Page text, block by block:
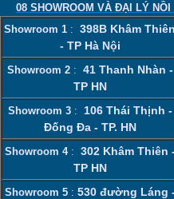
08 SHOWROOM VÀ ĐẠI LÝ
Showroom 1 : 398B Khâm Thiên
- TP Hà Nội
Showroom 2 : 41 Thanh Nhàn -
TP HN
Showroom 3 : 106 Thái Thịnh -
Đống Đa - TP. HN
Showroom 4 : 302 Khâm Thiên
TP HN
Showroom 5 : 530 đường Láng